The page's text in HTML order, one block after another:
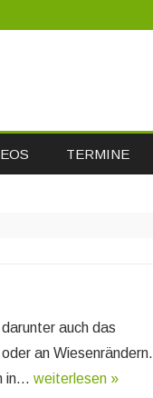
TERMINE
auch das
an Wiesenrändern.
in… weiterlesen »